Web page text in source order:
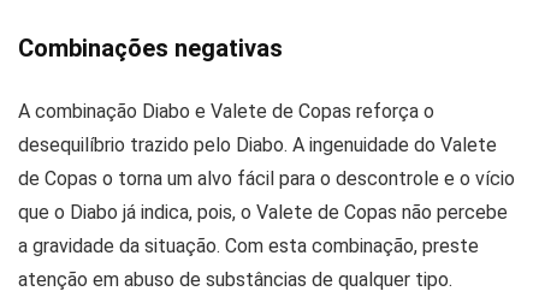
Combinações negativas
A combinação Diabo e Valete de Copas reforça o
desequilíbrio trazido pelo Diabo. A ingenuidade do Valete
de Copas o torna um alvo fácil para o descontrole e o vício
que o Diabo já indica, pois, o Valete de Copas não percebe
a gravidade da situação. Com esta combinação, preste
atenção em abuso de substâncias de qualquer tipo.